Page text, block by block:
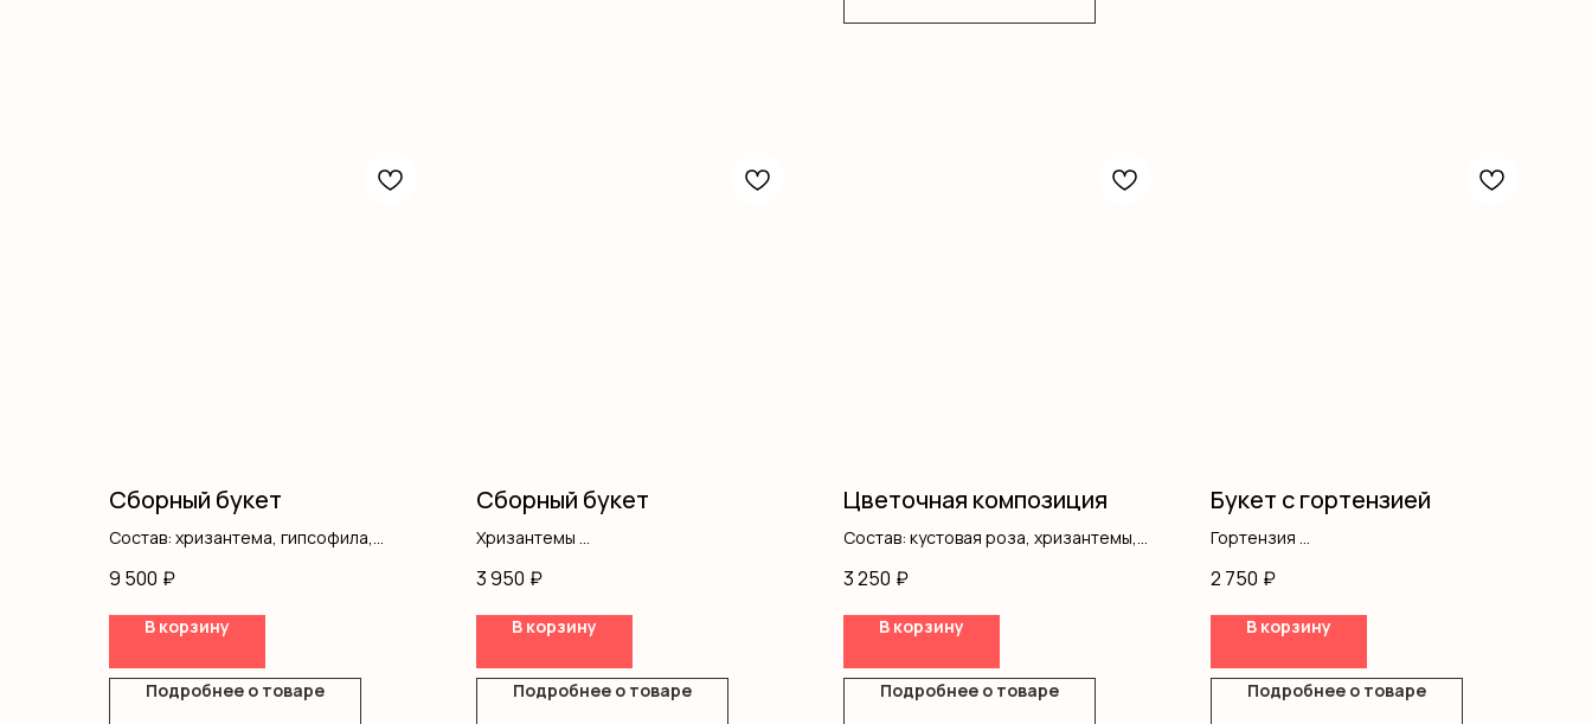
Сборный букет
Состав: хризантема, гипсофила,
9 500 ₽
В корзину
Подробнее о товаре
Сборный букет
Хризантемы
Кустовая роза
Роза одноголовая
Оформление
3 950 ₽
В корзину
Подробнее о товаре
Цветочная композиция
Состав: кустовая роза, хризантемы,
3 250 ₽
В корзину
Подробнее о товаре
Букет с гортензией
Гортензия
Оформление
2 750 ₽
В корзину
Подробнее о товаре